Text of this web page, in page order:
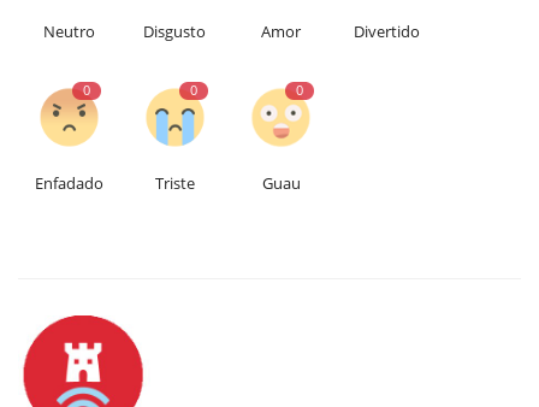
Neutro Disgusto Amor Divertido
0
Enfadado
0
Triste
0
Guau